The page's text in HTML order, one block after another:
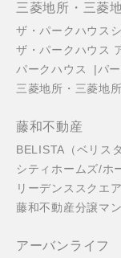
三菱地所・三菱
ザ・パークハウス
ザ・パークハウス
パークハウス
パ
三菱地所・三菱地
藤和不動産
BELISTA（ベリスタ
シティホームズ/ホ
リーデンススクエ
藤和不動産分譲マ
アーバンライフ